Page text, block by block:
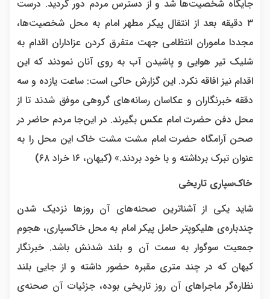
جایگاه شخصیت‌ها شد و از دسترس مردم دور گردید. درست
۳ دقیقه بعد از انتقال پیکر مطهر امام به محل شخصیت‌ها،
مجددا ماموران انتظامی جهت متفرق کردن عزاداران اقدام به
شلیک تیر هوایی و پاشیدن آب به روی آنان نمودند که این
اقدام نیز افاقه نکرد. این گزارش حاکی است: ساعت یازده و سه
دققه خبرنگاران و عکاسان رسانه‌های گروهی موفق شدند تا از
محل دفن حضرت امام عکس بگیرند. در این‌جا مردم حاضر در
صحن آرامگاه حضرت امام مشت مشت خاک این محل را به
عنوان تبرک برداشته و با خود بردند.» (کیهان، ۱۶ خراد ۶۸)
خاک‌سپاری تاریخی
شاید یکی از آشناترین صحنه‌های آن روزها نزدیک شدن
چندباره‌ی هلیکوپتر حامل پیکر امام به محل خاکسپاری، هجوم
جمعیت سوگوار به سمت آن و بلند شدنش باشد. خبرنگار
کیهان که در چند متری مقبره حضور داشته و از جایی بلند
نظاره‌گر ماجراهای آن روز تاریخی بوده، جزئیات آن صحنه‌ی